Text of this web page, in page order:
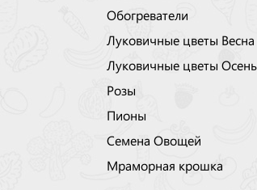
Обогреватели
Луковичные цветы Весна
Луковичные цветы Осень
Розы
Пионы
Семена Овощей
Мраморная крошка